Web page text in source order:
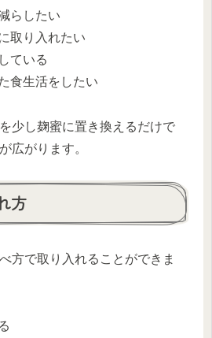
らしたい
取り入れたい
ている
食生活をしたい
少し麹蜜に置き換えるだけで
広がります。
方
方で取り入れることができま